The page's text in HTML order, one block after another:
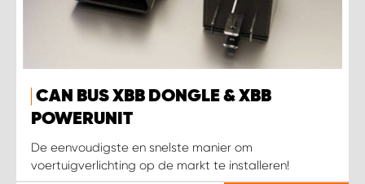
CAN BUS XBB DONGLE & XBB
POWERUNIT
De eenvoudigste en snelste manier om
voertuigverlichting op de markt te installeren!
WORK SYSTEM HEERLEN
WORK SYSTEM LOPIK AUTOSERVICE BENSCHOP
WORK SYSTEM LOPIK GARAGE STUIVENBERG